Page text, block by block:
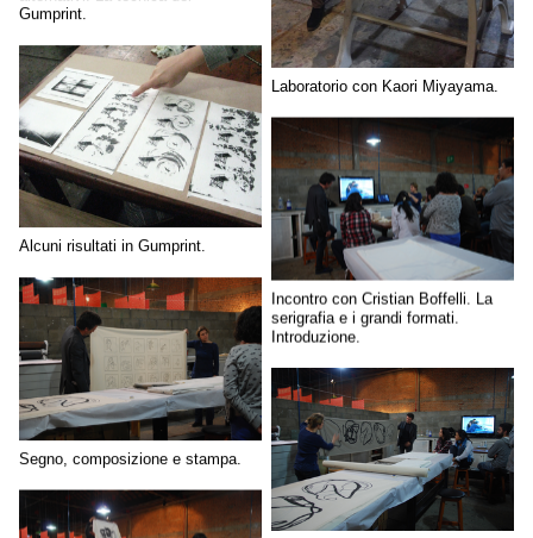
Laboratorio con Kaori Miyayama.
Gumprint.
Alcuni risultati in Gumprint.
Incontro con Cristian Boffelli. La
serigrafia e i grandi formati.
Introduzione.
Segno, composizione e stampa.